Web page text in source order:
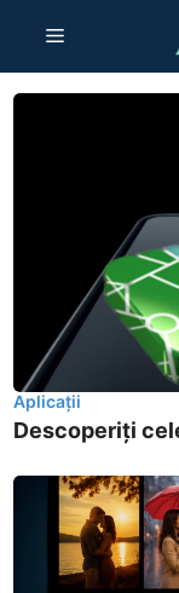
conținut
Meniu
Aplicații
Descoperiți